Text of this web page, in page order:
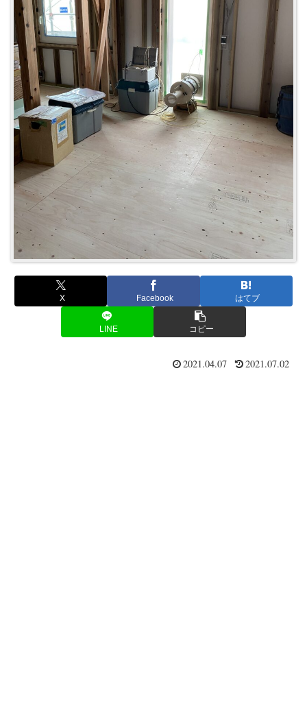
X Facebook はてブ
LINE コピー
2021.04.07 2021.07.02